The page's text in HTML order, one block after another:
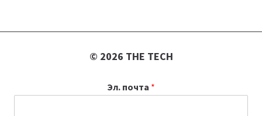
© 2026 THE TECH
Эл. почта *